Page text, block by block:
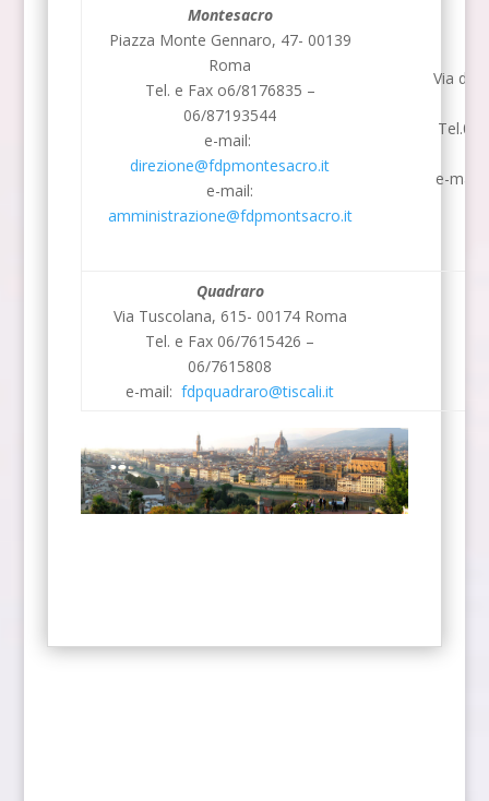
Montesacro
Piazza Monte Gennaro, 47- 00139
Roma
Tel. e Fax o6/8176835 –
06/87193544
e-mail:
direzione@fdpmontesacro.it
e-mail:
amministrazione@fdpmontsacro.it
Via
e-
Quadraro
Via Tuscolana, 615- 00174 Roma
Tel. e Fax 06/7615426 –
06/7615808
e-mail:fdpquadraro@tiscali.it